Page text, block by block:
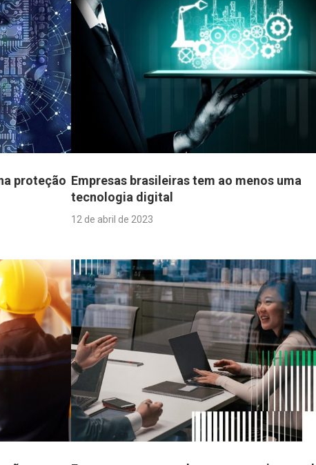
proteção Empresas brasileiras tem ao menos uma
tecnologia digital
12 de abril de 2023